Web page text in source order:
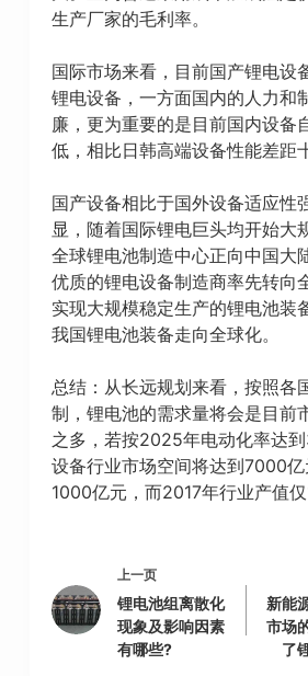
生产厂家的毛利率。
国际市场来看，目前国产锂电设
锂电设备，一方面国内的人力和
廉，更为重要的是目前国内设备
低，相比日韩高端设备性能差距
国产设备相比于国外设备适应性
显，随着国际锂电巨头均开始大
全球锂电池制造中心正向中国大
优质的锂电设备制造商率先转向
实现大规模稳定生产的锂电池装
我国锂电池装备走向全球化。
总结：从长远规划来看，按照各
制，锂电池的需求量将会是目前
之多，若按2025年电动化率达
设备行业市场空间将达到7000
1000亿元，而2017年行业产值仅
上一页
锂电池组离散化
现象及影响因素
有哪些?
新能
市场
了